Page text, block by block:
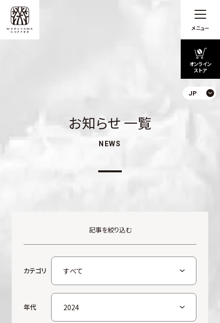
メニュー
オンライン
ストア
JP
お知らせ 一覧
NEWS
記事を絞り込む
カテゴリ
年代